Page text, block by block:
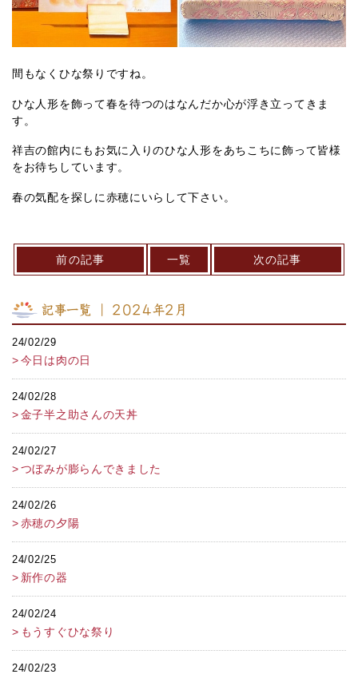
間もなくひな祭りですね。
ひな人形を飾って春を待つのはなんだか心が浮き立ってきま
す。
祥吉の館内にもお気に入りのひな人形をあちこちに飾って皆様
をお待ちしています。
春の気配を探しに赤穂にいらして下さい。
前の記事 一覧 次の記事
記事一覧 ｜ 2024年2月
24/02/29
今日は肉の日
24/02/28
金子半之助さんの天丼
24/02/27
つぼみが膨らんできました
24/02/26
赤穂の夕陽
24/02/25
新作の器
24/02/24
もうすぐひな祭り
24/02/23